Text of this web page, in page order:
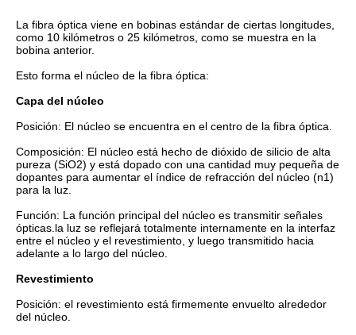
La fibra óptica viene en bobinas estándar de ciertas longitudes,
como 10 kilómetros o 25 kilómetros, como se muestra en la
bobina anterior.
Esto forma el núcleo de la fibra óptica:
Capa del núcleo
Posición: El núcleo se encuentra en el centro de la fibra óptica.
Composición: El núcleo está hecho de dióxido de silicio de alta
pureza (SiO2) y está dopado con una cantidad muy pequeña de
dopantes para aumentar el índice de refracción del núcleo (n1)
para la luz.
Función: La función principal del núcleo es transmitir señales
ópticas.la luz se reflejará totalmente internamente en la interfaz
entre el núcleo y el revestimiento, y luego transmitido hacia
adelante a lo largo del núcleo.
Revestimiento
Posición: el revestimiento está firmemente envuelto alrededor
del núcleo.